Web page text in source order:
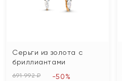
Серьги из золота с
бриллиантами
691 992 ₽ -50%